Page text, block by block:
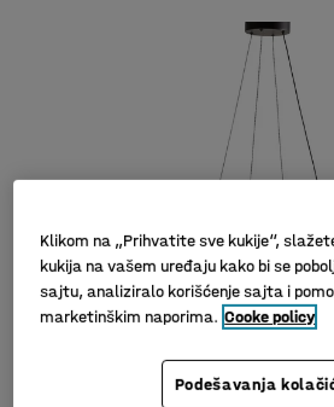
Klikom na „Prihvatite sve kukije“,
kukija na vašem uređaju kako bi se
sajtu, analiziralo korišćenje sajta i
marketinškim naporima. Cooke policy
Podešavanja